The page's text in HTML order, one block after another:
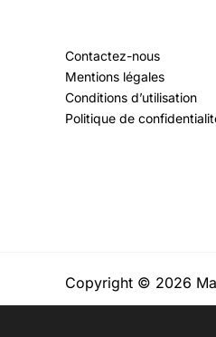
Contactez-nous
Mentions légales
Conditions d’utilisation
Politique de
Copyright © 2026